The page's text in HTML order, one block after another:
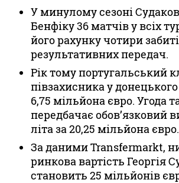
У минулому сезоні Судаков
Бенфіку 36 матчів у всіх
його рахунку чотири забиті
результативних передач.
Рік тому португальський
півзахисника у
6,75 мільйона євро. Угода
передбачає обов’язковий
літа за 20,25 мільйона євро.
За даними Transfermarkt,
ринкова вартість Георгія
становить 25 мільйонів